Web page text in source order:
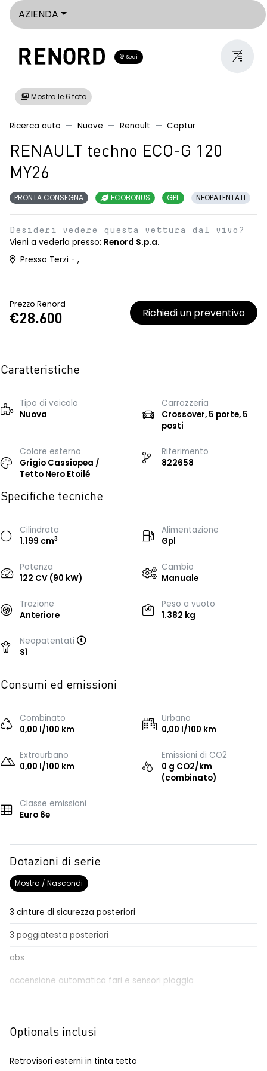
AZIENDA
Sedi
Mostra le 6 foto
Ricerca auto Nuove Renault Captur
RENAULT techno ECO-G 120
MY26
PRONTA CONSEGNA ECOBONUS GPL NEOPATENTATI
Desideri vedere questa vettura dal vivo?
Vieni a vederla presso: Renord S.p.a.
Presso Terzi - ,
Prezzo Renord
€28.600 Richiedi un preventivo
Caratteristiche
Tipo di veicolo
Nuova
Carrozzeria
Crossover, 5 porte, 5
posti
Colore esterno
Grigio Cassiopea /
Tetto Nero Etoilé
Riferimento
822658
Specifiche tecniche
Cilindrata
1.199 cm3
Alimentazione
Gpl
Potenza
122 CV (90 kW)
Cambio
Manuale
Trazione
Anteriore
Peso a vuoto
1.382 kg
Neopatentati
Sì
Consumi ed emissioni
Combinato
0,00 l/100 km
Urbano
0,00 l/100 km
Extraurbano
0,00 l/100 km
Emissioni di CO2
0 g CO2/km
(combinato)
Classe emissioni
Euro 6e
Dotazioni di serie
Mostra / Nascondi
3 cinture di sicurezza posteriori
3 poggiatesta posteriori
abs
accensione automatica fari e sensori pioggia
Aggiornamento del sistema, incluso per 5 anni
Optionals inclusi
Retrovisori esterni in tinta tetto